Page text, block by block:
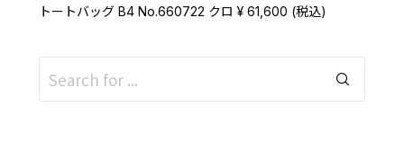
トートバッグ B4 No.660722 クロ ¥ 61,600 (税込)